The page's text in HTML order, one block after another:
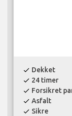
check Dekket
check 24 timer
check Forsikret
check Asfalt
check Sikre